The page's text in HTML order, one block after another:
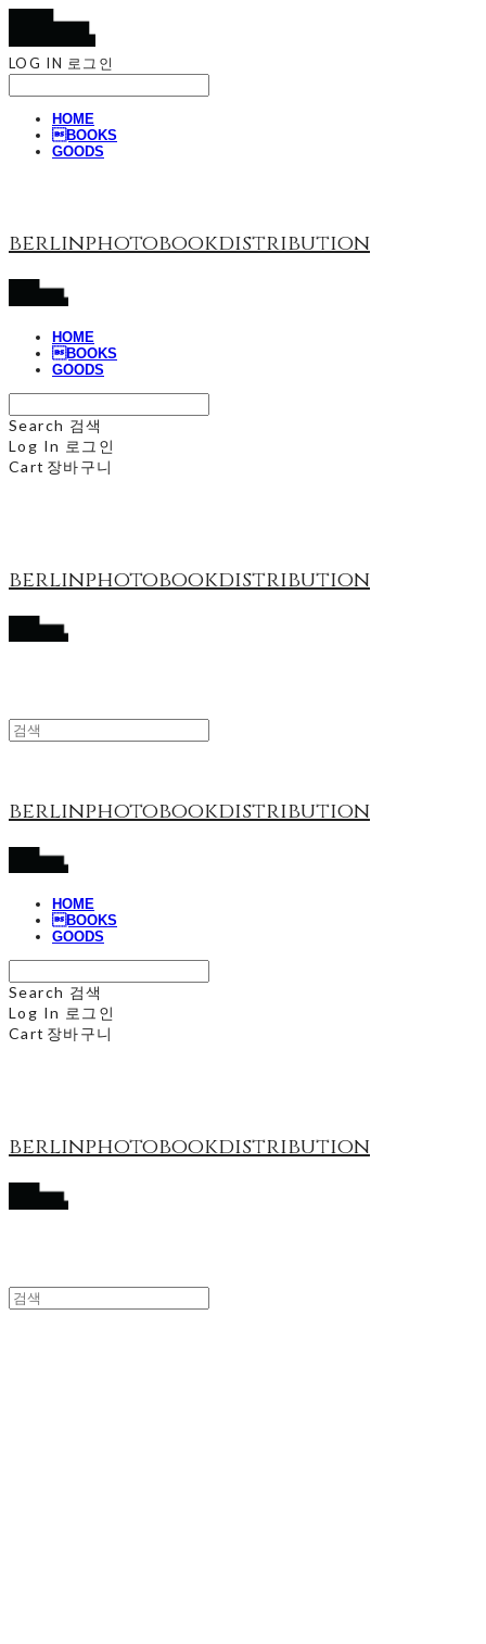
LOG IN 로그인
HOME
BOOKS
GOODS
berlinphotobookdistribution
HOME
BOOKS
GOODS
Search 검색
Log In 로그인
Cart 장바구니
berlinphotobookdistribution
berlinphotobookdistribution
HOME
BOOKS
GOODS
Search 검색
Log In 로그인
Cart 장바구니
berlinphotobookdistribution